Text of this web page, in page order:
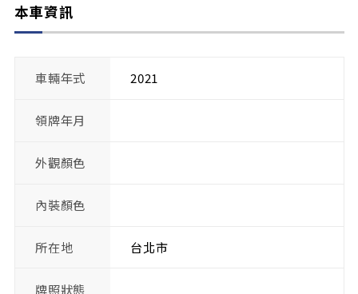
本車資訊
車輛年式 2021
領牌年月
外觀顏色
內裝顏色
所在地 台北市
牌照狀態